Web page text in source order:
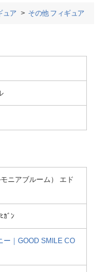
ュア その他 フィギュア
ニアブルーム） エド
ｶﾞﾝ
ー｜GOOD SMILE CO